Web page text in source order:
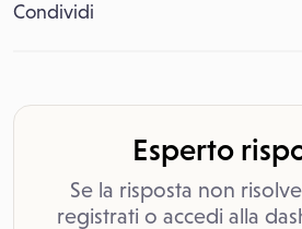
Condividi
Esperto
Se la risposta non
registrati o accedi alla